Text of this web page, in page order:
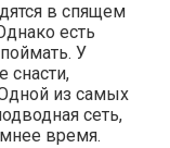
в спящем
есть
У
из самых
сеть,
время.